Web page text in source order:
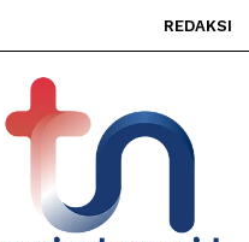
REDAKSI